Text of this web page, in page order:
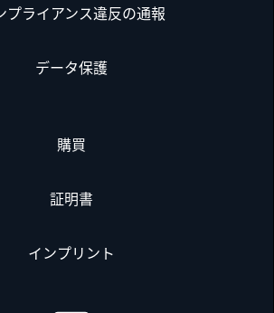
プライアンス違反の通報
データ保護
購買
証明書
インプリント